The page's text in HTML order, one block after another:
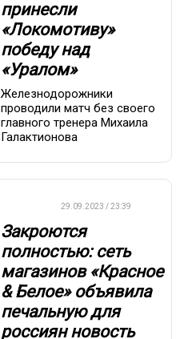
принесли
«Локомотиву»
победу над
«Уралом»
Железнодорожники
проводили матч без своего
главного тренера Михаила
Галактионова
29.09.2023 / 23:39
Закроются
полностью: сеть
магазинов «Красное
& Белое» объявила
печальную для
россиян новость